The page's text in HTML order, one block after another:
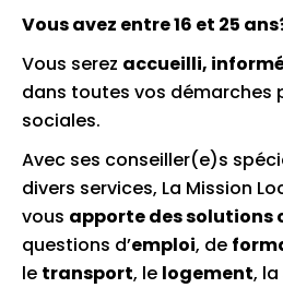
Vous avez entre 16 et 25
Vous serez accueilli,
dans toutes vos démarches
sociales.
Avec ses conseiller(e)s
divers services, La Mission
vous apporte des solutions
questions d’emploi, de
le transport, le logement, la